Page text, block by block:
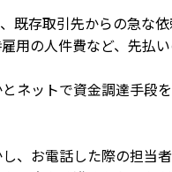
既存取引先からの急な
用の人件費など、先払
ネットで資金調達手段
、お電話した際の担当